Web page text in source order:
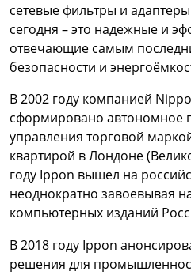
сетевые фильтры и
сегодня – это надежные и
отвечающие самым
безопасности и
В 2002 году компанией
сформировано автономное
управления торговой
квартирой в Лондоне
году Ippon вышел на
неоднократно завоевывая
компьютерных изданий
В 2018 году Ippon
решения для